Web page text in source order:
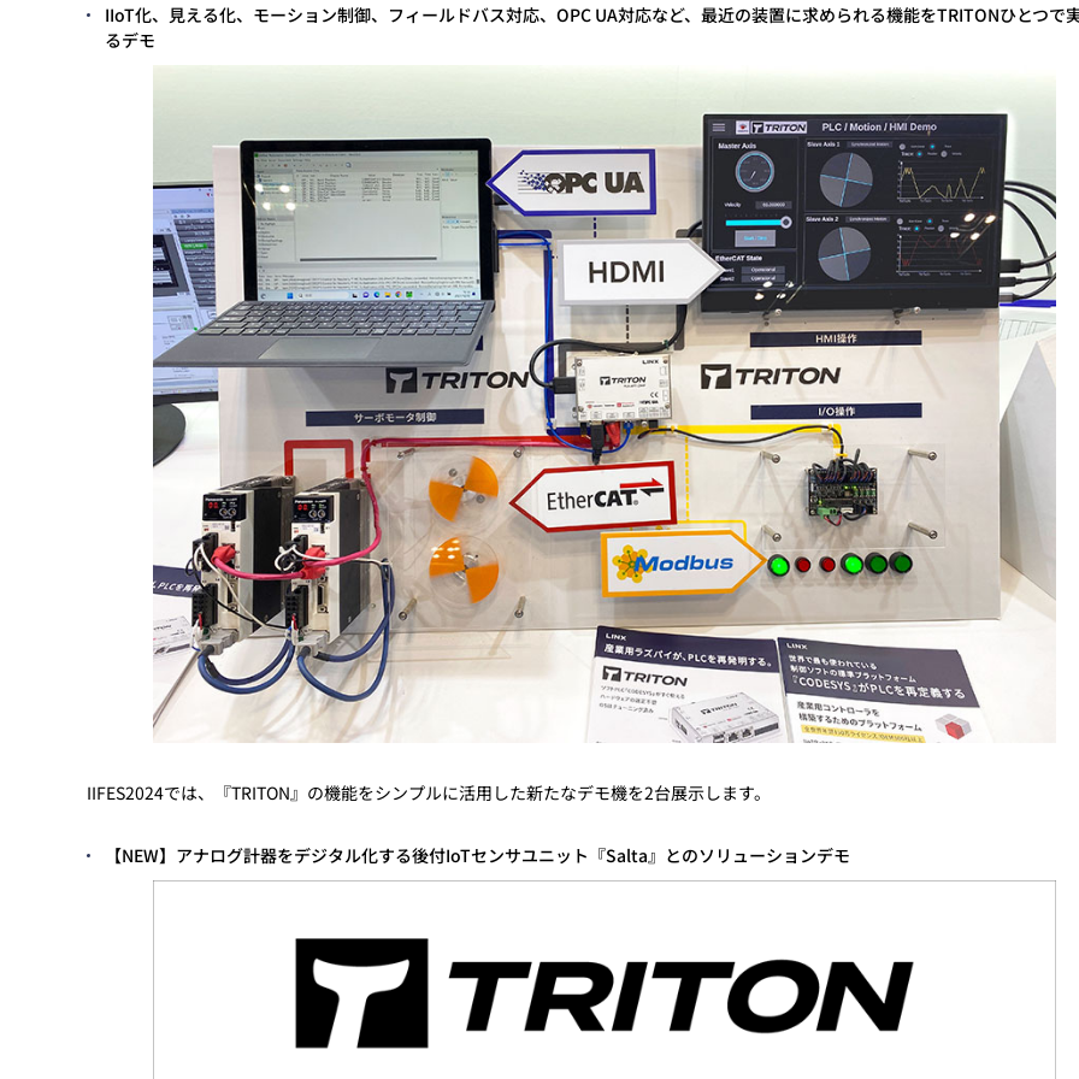
IIoT化、見える化、モーション制御、フィールドバス対応、OPC UA対応など、最近の装置に求められる機能をTRITONひとつで
るデモ
IIFES2024では、『TRITON』の機能をシンプルに活用した新たなデモ機を2台展示します。
【NEW】アナログ計器をデジタル化する後付IoTセンサユニット『Salta』とのソリューションデモ